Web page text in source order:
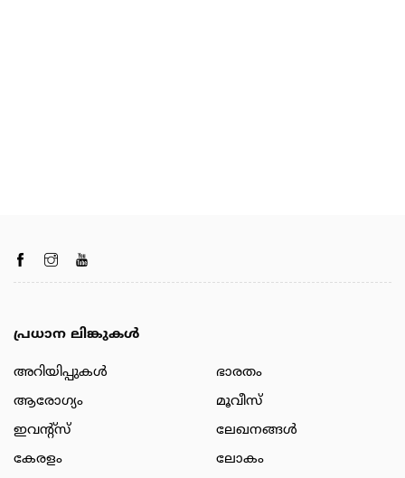
പ്രധാന ലിങ്കുകൾ
അറിയിപ്പുകള്‍
ആരോഗ്യം
ഇവന്റ്സ്
കേരളം
ഭാരതം
മൂവീസ്
ലേഖനങ്ങള്‍
ലോകം